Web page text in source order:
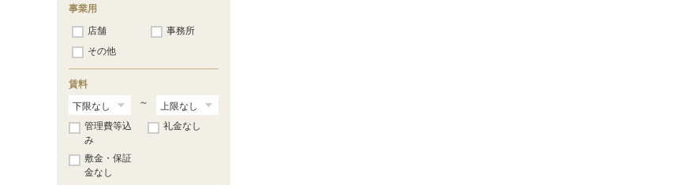
事業用
店舗
事務所
その他
賃料
～
管理費等込
み
礼金なし
敷金・保証
金なし